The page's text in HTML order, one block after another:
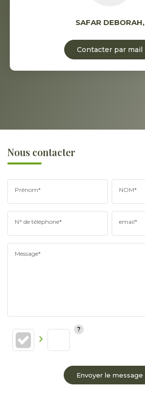
SAFAR DEBORAH,
Contacter par mail
Nous contacter
Prénom* NOM*
N° de téléphone* email*
Message*
Envoyer le message